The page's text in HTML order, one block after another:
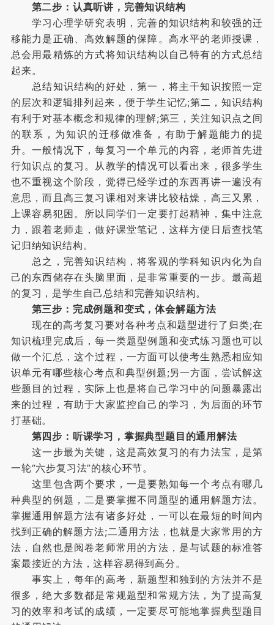
第二步：认真听讲，完善知识结构
学习心理学研究表明，完善的知识结构和较强的迁
移能力是正确、高效解题的保障。高水平的老师授课，
总会用最精炼的方式将知识结构以自己特有的方式总结
起来。
总结知识结构的好处，第一，将主干知识按照一定
的层次和逻辑排列起来，便于学生记忆;第二，知识结构
有利于对基本概念和规律的理解;第三，关注知识点之间
的联系，为知识的迁移做准备，有助于解题能力的提
升。一般情况下，每复习一个单元的内容，老师首先进
行知识点的复习。从教学的情况可以看出来，很多学生
也不重视这个阶段，觉得已经学过的东西再讲一遍没有
意思，而且高三复习课相对来讲比较枯燥，高三又累，
上课容易犯困。所以同学们一定要打起精神，集中注意
力，跟着老师走，做好课堂笔记，这样方便日后查找笔
记归纳知识结构。
总之，完善知识结构，将客观的学科知识内化为自
己的东西储存在头脑里面，是非常重要的一步。最高超
的复习，是学生自己总结和完善知识结构。
第三步：完成例题和变式，体会解题方法
现在的高考复习要对各种考点和题型进行了归类;在
知识梳理完成后，每一类题型例题和变式练习题也可以
做一个汇总，这个过程，一方面可以使考生熟悉相应知
识单元有哪些核心考点和典型例题;另一方面，尝试解这
些题目的过程，实际上也是将自己学习中的问题暴露出
来的过程，有助于大家监控自己的学习，为后面的环节
打基础。
第四步：听课学习，掌握典型题目的通用解法
这一步最为关键，这是高效复习的有力法宝，是第
一轮“六步复习法”的核心环节。
这里包含两个要求，一是要熟知每一个考点有哪几
种典型的例题，二是要掌握不同题型的通用解题方法。
掌握通用解题方法有诸多好处，一可以在最短的时间内
找到正确的解题方法;二通用方法，也就是大家常用的方
法，自然也是阅卷老师常用的方法，是与试题的标准答
案最接近的方法，这样容易得到高分。
事实上，每年的高考，新题型和独到的方法并不是
很多，绝大多数都是常规题型和常规方法，为了提高复
习的效率和考试的成绩，一定要尽可能地掌握典型题目